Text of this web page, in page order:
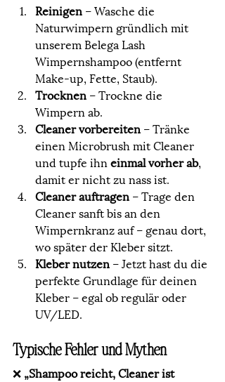
Reinigen – Wasche die
Naturwimpern gründlich mit
unserem Belega Lash
Wimpernshampoo (entfernt
Make-up, Fette, Staub).
Trocknen – Trockne die
Wimpern ab.
Cleaner vorbereiten – Tränke
einen Microbrush mit Cleaner
und tupfe ihn einmal vorher ab,
damit er nicht zu nass ist.
Cleaner auftragen – Trage den
Cleaner sanft bis an den
Wimpernkranz auf – genau dort,
wo später der Kleber sitzt.
Kleber nutzen – Jetzt hast du die
perfekte Grundlage für deinen
Kleber – egal ob regulär oder
UV/LED.
Typische Fehler und Mythen
❌ „Shampoo reicht, Cleaner ist